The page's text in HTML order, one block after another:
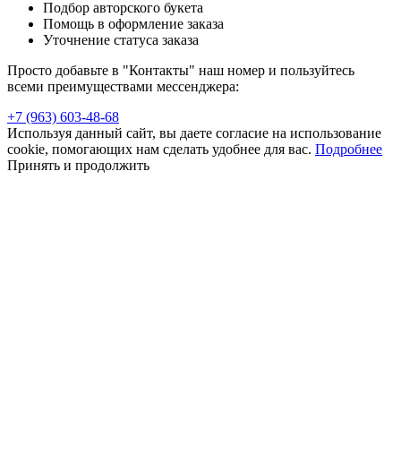
Подбор авторского букета
Помощь в оформление заказа
Уточнение статуса заказа
Просто добавьте в "Контакты" наш номер и пользуйтесь
всеми преимуществами мессенджера:
+7 (963) 603-48-68
Используя данный сайт, вы даете согласие на использование
cookie, помогающих нам сделать удобнее для вас. Подробнее
Принять и продолжить